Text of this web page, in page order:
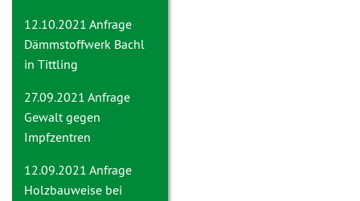
12.10.2021 Anfrage
Dämmstoffwerk Bachl
in Tittling
27.09.2021 Anfrage
Gewalt gegen
Impfzentren
12.09.2021 Anfrage
Holzbauweise bei